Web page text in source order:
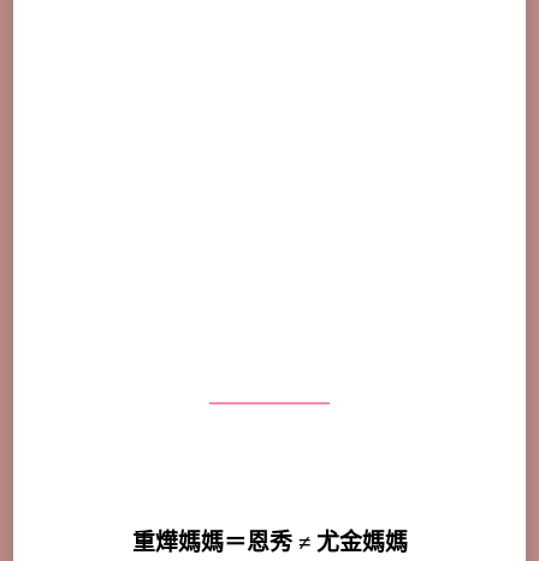
重燁媽媽＝恩秀 ≠ 尤金媽媽